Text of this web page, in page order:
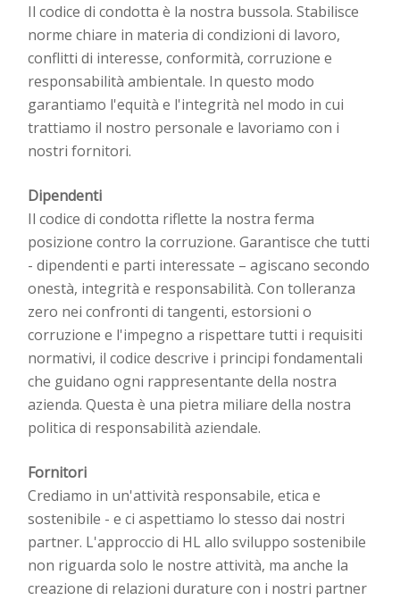
Il codice di condotta è la nostra bussola. Stabilisce
norme chiare in materia di condizioni di lavoro,
conflitti di interesse, conformità, corruzione e
responsabilità ambientale. In questo modo
garantiamo l'equità e l'integrità nel modo in cui
trattiamo il nostro personale e lavoriamo con i
nostri fornitori.
Dipendenti
Il codice di condotta riflette la nostra ferma
posizione contro la corruzione. Garantisce che tutti
- dipendenti e parti interessate – agiscano secondo
onestà, integrità e responsabilità. Con tolleranza
zero nei confronti di tangenti, estorsioni o
corruzione e l'impegno a rispettare tutti i requisiti
normativi, il codice descrive i principi fondamentali
che guidano ogni rappresentante della nostra
azienda. Questa è una pietra miliare della nostra
politica di responsabilità aziendale.
Fornitori
Crediamo in un'attività responsabile, etica e
sostenibile - e ci aspettiamo lo stesso dai nostri
partner. L'approccio di HL allo sviluppo sostenibile
non riguarda solo le nostre attività, ma anche la
creazione di relazioni durature con i nostri partner